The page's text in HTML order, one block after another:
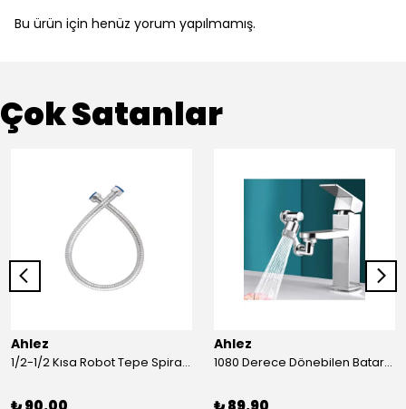
Bu ürün için henüz yorum yapılmamış.
Çok Satanlar
Ahlez
1/2-1/2 Kısa Robot Tepe Spiral Duş Hortumu 60cm
Ahlez
1080 Derece Dönebilen Batarya Musluk Başlığı Krom Batarya 2 Fonksiyonlu Musluk Başlığı